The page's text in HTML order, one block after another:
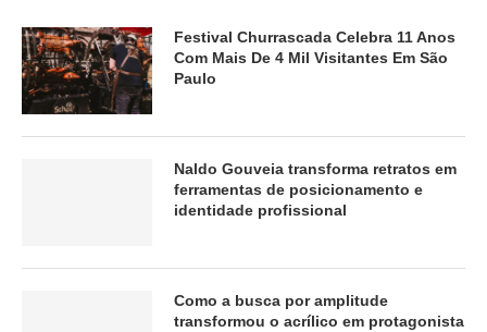
Festival Churrascada Celebra 11 Anos
Com Mais De 4 Mil Visitantes Em São
Paulo
Naldo Gouveia transforma retratos em
ferramentas de posicionamento e
identidade profissional
Como a busca por amplitude
transformou o acrílico em protagonista